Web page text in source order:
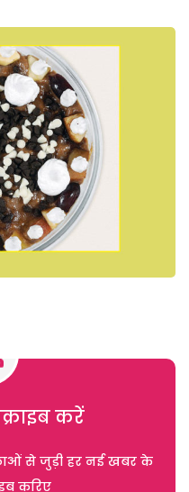
करें
से जुड़ी हर नई खबर के
करिए